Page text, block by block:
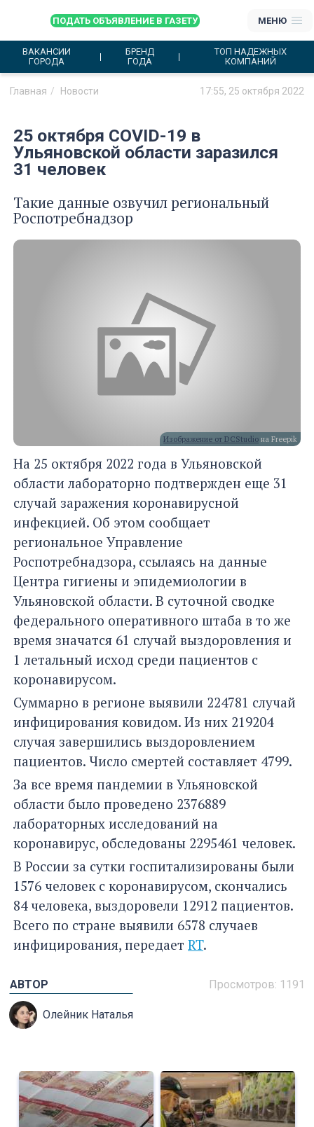
ПОДАТЬ ОБЪЯВЛЕНИЕ В ГАЗЕТУ МЕНЮ
ВАКАНСИИ
ГОРОДА
БРЕНД
ГОДА
ТОП НАДЕЖНЫХ
КОМПАНИЙ
Главная Новости 17:55, 25 октября 2022
25 октября COVID-19 в
Ульяновской области заразился
31 человек
Такие данные озвучил региональный
Роспотребнадзор
Изображение от DCStudio на Freepik
На 25 октября 2022 года в Ульяновской
области лабораторно подтвержден еще 31
случай заражения коронавирусной
инфекцией. Об этом сообщает
региональное Управление
Роспотребнадзора, ссылаясь на данные
Центра гигиены и эпидемиологии в
Ульяновской области. В суточной сводке
федерального оперативного штаба в то же
время значатся 61 случай выздоровления и
1 летальный исход среди пациентов с
коронавирусом.
Суммарно в регионе выявили 224781 случай
инфицирования ковидом. Из них 219204
случая завершились выздоровлением
пациентов. Число смертей составляет 4799.
За все время пандемии в Ульяновской
области было проведено 2376889
лабораторных исследований на
коронавирус, обследованы 2295461 человек.
В России за сутки госпитализированы были
1576 человек с коронавирусом, скончались
84 человека, выздоровели 12912 пациентов.
Всего по стране выявили 6578 случаев
инфицирования, передает RT.
Просмотров: 1191
АВТОР
Олейник Наталья